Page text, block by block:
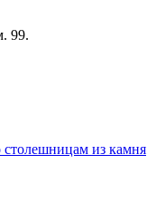
99.
столешницам из камня